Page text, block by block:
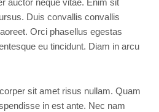
auctor neque vitae. Enim sit
Duis convallis convallis
Orci phasellus egestas
eu tincidunt. Diam in arcu
sit amet risus nullam. Quam
in est ante. Nec nam